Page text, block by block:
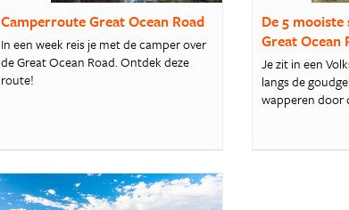
Camperroute Great Ocean Road
In een week reis je met de camper over
de Great Ocean Road. Ontdek deze
route!
De 5
Great Ocean
Je zit in een
langs de
wapperen door